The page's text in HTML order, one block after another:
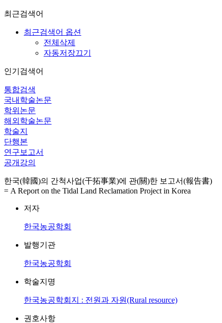
최근검색어
최근검색어 옵션
전체삭제
자동저장끄기
인기검색어
통합검색
국내학술논문
학위논문
해외학술논문
학술지
단행본
연구보고서
공개강의
한국(韓國)의 간척사업(干拓事業)에 관(關)한 보고서(報告書)
= A Report on the Tidal Land Reclamation Project in Korea
저자
한국농공학회
발행기관
한국농공학회
학술지명
한국농공학회지 : 전원과 자원(Rural resource)
권호사항